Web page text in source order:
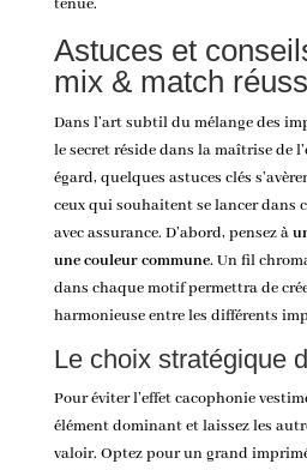
tenue.
Astuces et
mix & match
Dans l’art subtil du mélange des
le secret réside dans la maîtrise de
égard, quelques astuces clés
ceux qui souhaitent se lancer dans
avec assurance. D’abord, pensez à
une couleur commune. Un fil
dans chaque motif permettra de
harmonieuse entre les différents
Le choix stratégique
Pour éviter l’effet cacophonie
élément dominant et laissez les
valoir. Optez pour un grand